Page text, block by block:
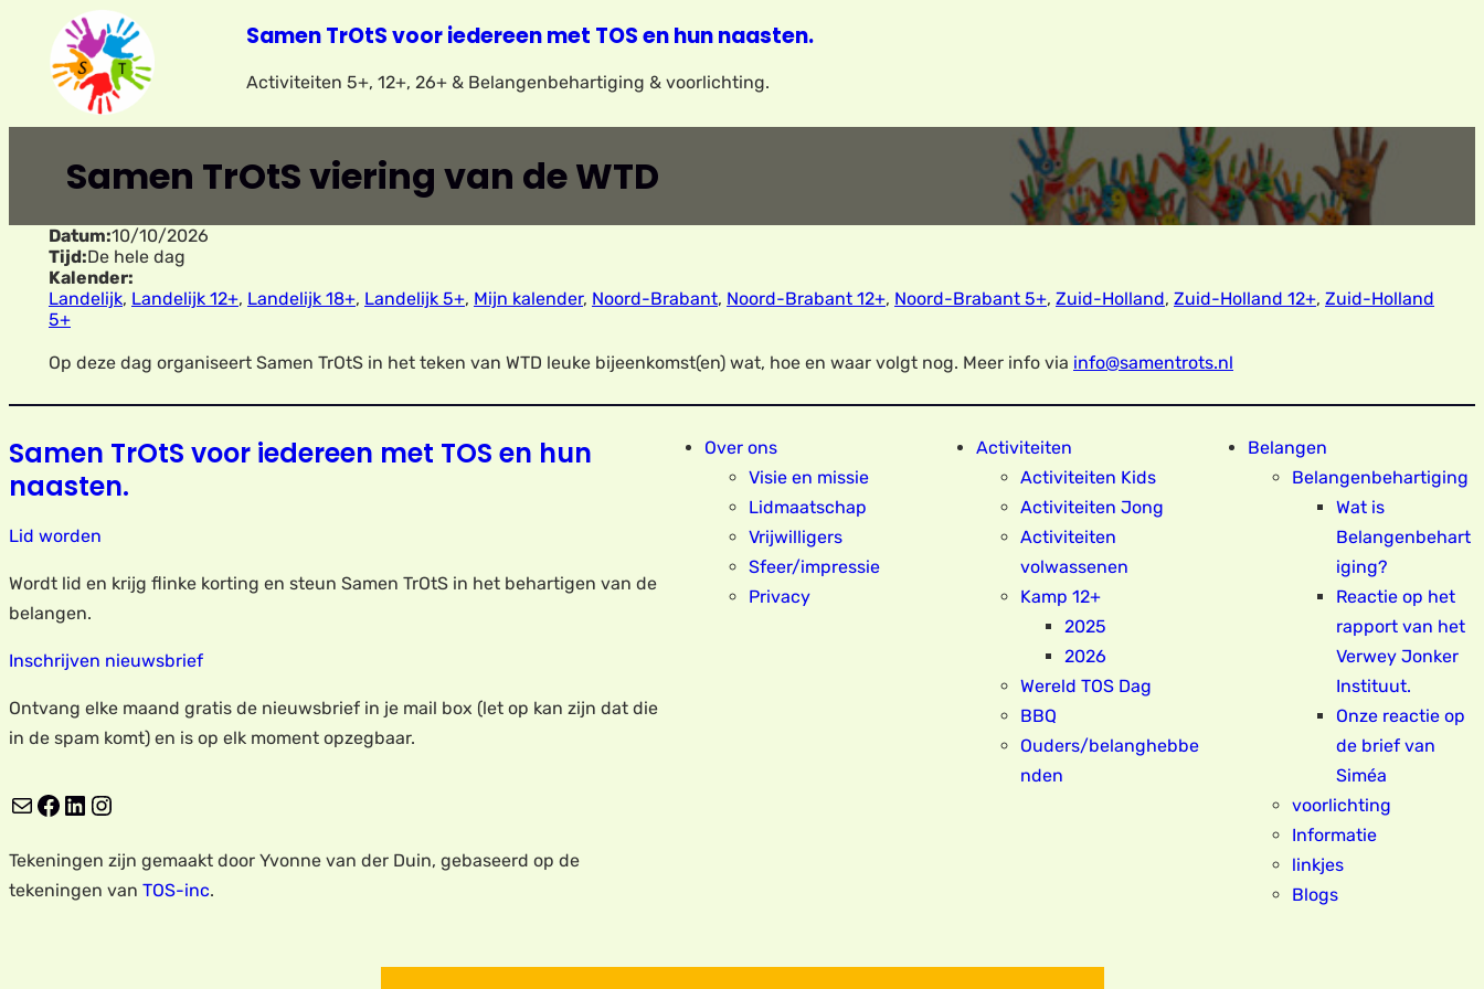
Samen TrOtS voor iedereen met TOS en hun naasten.
Activiteiten 5+, 12+, 26+ & Belangenbehartiging & voorlichting.
Samen TrOtS viering van de WTD
Datum:10/10/2026
Tijd:De hele dag
Kalender:
Landelijk, Landelijk 12+, Landelijk 18+, Landelijk 5+, Mijn kalender, Noord-Brabant, Noord-Brabant 12+, Noord-Brabant 5+, Zuid-Holland, Zuid-Holland 12+, Zuid-Holland
5+
Op deze dag organiseert Samen TrOtS in het teken van WTD leuke bijeenkomst(en) wat, hoe en waar volgt nog. Meer info via info@samentrots.nl
Samen TrOtS voor iedereen met TOS en hun
naasten.
Lid worden
Wordt lid en krijg flinke korting en steun Samen TrOtS in het behartigen van de
belangen.
Inschrijven nieuwsbrief
Ontvang elke maand gratis de nieuwsbrief in je mail box (let op kan zijn dat die
in de spam komt) en is op elk moment opzegbaar.
E-mail Facebook LinkedIn Instagram
Tekeningen zijn gemaakt door Yvonne van der Duin, gebaseerd op de
tekeningen vanTOS-inc.
Over ons
Visie en missie
Lidmaatschap
Vrijwilligers
Sfeer/impressie
Privacy
Activiteiten
Activiteiten Kids
Activiteiten Jong
Activiteiten
volwassenen
Kamp 12+
2025
2026
Wereld TOS Dag
BBQ
Ouders/belanghebbe
nden
Belangen
Belangenbehartiging
Wat is
Belangenbehart
iging?
Reactie op het
rapport van het
Verwey Jonker
Instituut.
Onze reactie op
de brief van
Siméa
voorlichting
Informatie
linkjes
Blogs